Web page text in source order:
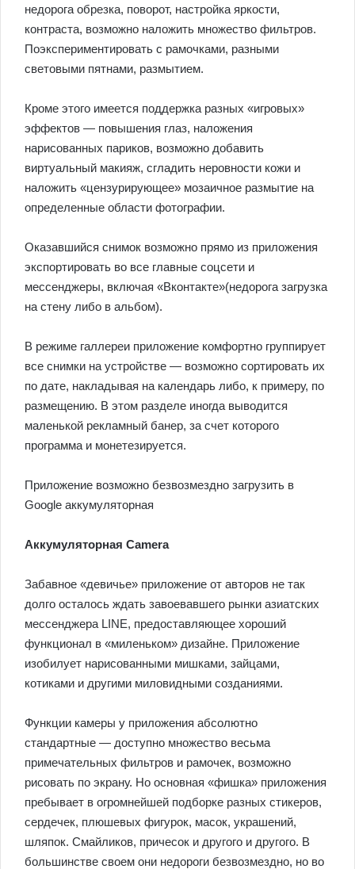
недорога обрезка, поворот, настройка яркости,
контраста, возможно наложить множество фильтров.
Поэкспериментировать с рамочками, разными
световыми пятнами, размытием.
Кроме этого имеется поддержка разных «игровых»
эффектов — повышения глаз, наложения
нарисованных париков, возможно добавить
виртуальный макияж, сгладить неровности кожи и
наложить «цензурирующее» мозаичное размытие на
определенные области фотографии.
Оказавшийся снимок возможно прямо из приложения
экспортировать во все главные соцсети и
мессенджеры, включая «Вконтакте»(недорога загрузка
на стену либо в альбом).
В режиме галлереи приложение комфортно группирует
все снимки на устройстве — возможно сортировать их
по дате, накладывая на календарь либо, к примеру, по
размещению. В этом разделе иногда выводится
маленькой рекламный банер, за счет которого
программа и монетезируется.
Приложение возможно безвозмездно загрузить в
Google аккумуляторная
Аккумуляторная Camera
Забавное «девичье» приложение от авторов не так
долго осталось ждать завоевавшего рынки азиатских
мессенджера LINE, предоставляющее хороший
функционал в «миленьком» дизайне. Приложение
изобилует нарисованными мишками, зайцами,
котиками и другими миловидными созданиями.
Функции камеры у приложения абсолютно
стандартные — доступно множество весьма
примечательных фильтров и рамочек, возможно
рисовать по экрану. Но основная «фишка» приложения
пребывает в огромнейшей подборке разных стикеров,
сердечек, плюшевых фигурок, масок, украшений,
шляпок. Смайликов, причесок и другого и другого. В
большинстве своем они недороги безвозмездно, но во